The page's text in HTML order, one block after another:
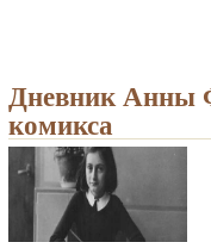
Дневник Анны
комикса